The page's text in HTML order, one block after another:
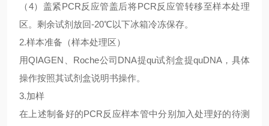
（4）盖紧PCR反应管盖后将PCR反应管转移至样本处理
区。剩余试剂放回-20℃以下冰箱冷冻保存。
2.样本准备（样本处理区）
用QIAGEN、Roche公司DNA提qu试剂盒提quDNA，具体
操作按照其试剂盒说明书操作。
3.加样
在上述制备好的PCR反应样本管中分别加入处理好的待测